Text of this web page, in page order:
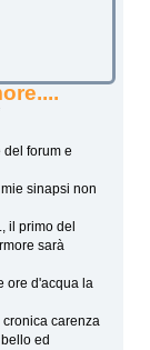
forum e
sinapsi non
il primo del
sarà
ore d'acqua la
carenza
ed